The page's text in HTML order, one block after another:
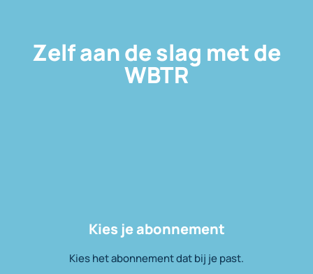
Zelf aan de slag met de
WBTR
Kies je abonnement
Kies het abonnement dat bij je past.